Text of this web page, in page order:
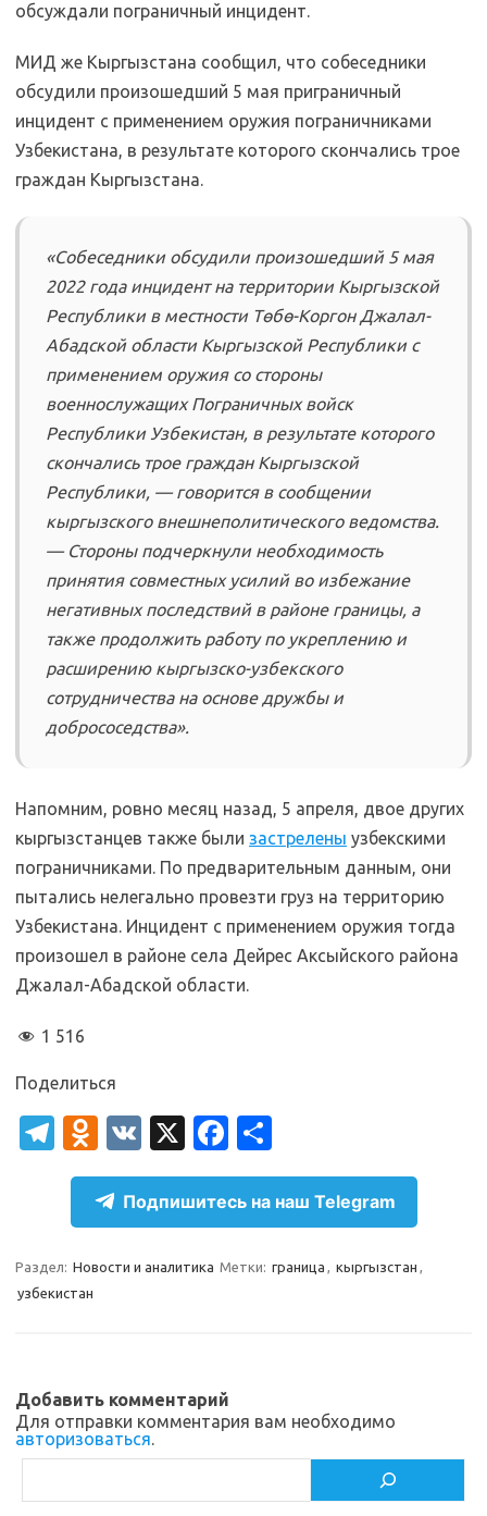
обсуждали пограничный инцидент.
МИД же Кыргызстана сообщил, что собеседники
обсудили произошедший 5 мая приграничный
инцидент с применением оружия пограничниками
Узбекистана, в результате которого скончались трое
граждан Кыргызстана.
«Собеседники обсудили произошедший 5 мая
2022 года инцидент на территории Кыргызской
Республики в местности Төбө-Коргон Джалал-
Абадской области Кыргызской Республики с
применением оружия со стороны
военнослужащих Пограничных войск
Республики Узбекистан, в результате которого
скончались трое граждан Кыргызской
Республики, — говорится в сообщении
кыргызского внешнеполитического ведомства.
— Стороны подчеркнули необходимость
принятия совместных усилий во избежание
негативных последствий в районе границы, а
также продолжить работу по укреплению и
расширению кыргызско-узбекского
сотрудничества на основе дружбы и
добрососедства».
Напомним, ровно месяц назад, 5 апреля, двое других
кыргызстанцев также были застрелены узбекскими
пограничниками. По предварительным данным, они
пытались нелегально провезти груз на территорию
Узбекистана. Инцидент с применением оружия тогда
произошел в районе села Дейрес Аксыйского района
Джалал-Абадской области.
1 516
Поделиться
T
el
gr
a
m
O
d
n
o
kl
i
V
K
X
Fa
c
e
b
o
т
п
р
а
ь
Подпишитесь на наш Telegram
Раздел: Новости и аналитика Метки: граница , кыргызстан ,
узбекистан
Добавить комментарий
Для отправки комментария вам необходимо
авторизоваться.